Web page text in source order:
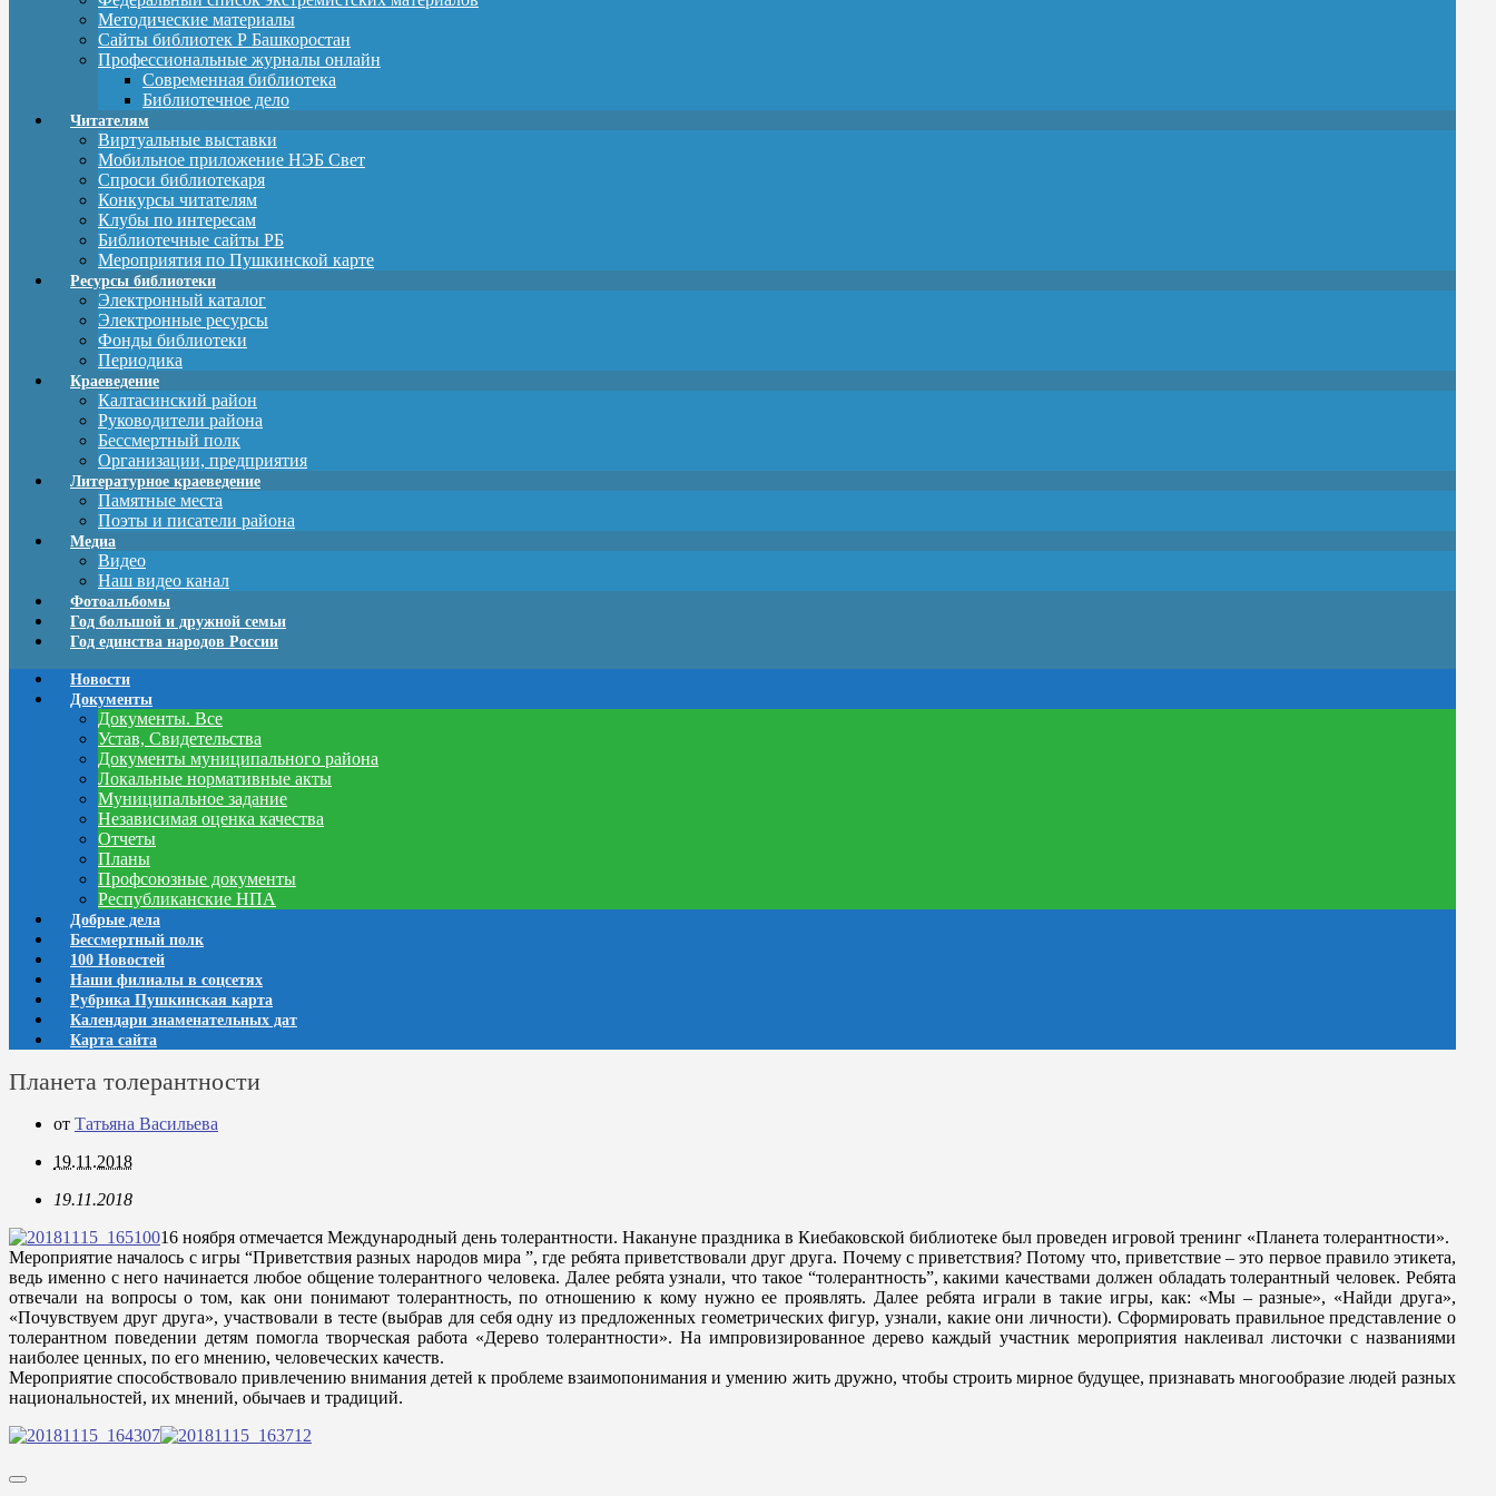
Методические материалы
Сайты библиотек Р Башкоростан
Профессиональные журналы онлайн
Современная библиотека
Библиотечное дело
Читателям
Виртуальные выставки
Мобильное приложение НЭБ Свет
Спроси библиотекаря
Конкурсы читателям
Клубы по интересам
Библиотечные сайты РБ
Мероприятия по Пушкинской карте
Ресурсы библиотеки
Электронный каталог
Электронные ресурсы
Фонды библиотеки
Периодика
Краеведение
Калтасинский район
Руководители района
Бессмертный полк
Организации, предприятия
Литературное краеведение
Памятные места
Поэты и писатели района
Медиа
Видео
Наш видео канал
Фотоальбомы
Год большой и дружной семьи
Год единства народов России
Новости
Документы
Документы. Все
Устав, Свидетельства
Документы муниципального района
Локальные нормативные акты
Муниципальное задание
Независимая оценка качества
Отчеты
Планы
Профсоюзные документы
Республиканские НПА
Добрые дела
Бессмертный полк
100 Новостей
Наши филиалы в соцсетях
Рубрика Пушкинская карта
Календари знаменательных дат
Карта сайта
Планета толерантности
от Татьяна Васильева
19.11.2018
19.11.2018
16 ноября отмечается Международный день толерантности. Накануне праздника в Киебаковской библиотеке был проведен игровой тренинг «Планета толерантности».
Мероприятие началось с игры “Приветствия разных народов мира ”, где ребята приветствовали друг друга. Почему с приветствия? Потому что, приветствие – это первое правило этикета,
ведь именно с него начинается любое общение толерантного человека. Далее ребята узнали, что такое “толерантность”, какими качествами должен обладать толерантный человек. Ребята
отвечали на вопросы о том, как они понимают толерантность, по отношению к кому нужно ее проявлять. Далее ребята играли в такие игры, как: «Мы – разные», «Найди друга»,
«Почувствуем друг друга», участвовали в тесте (выбрав для себя одну из предложенных геометрических фигур, узнали, какие они личности). Сформировать правильное представление о
толерантном поведении детям помогла творческая работа «Дерево толерантности». На импровизированное дерево каждый участник мероприятия наклеивал листочки с названиями
наиболее ценных, по его мнению, человеческих качеств.
Мероприятие способствовало привлечению внимания детей к проблеме взаимопонимания и умению жить дружно, чтобы строить мирное будущее, признавать многообразие людей разных
национальностей, их мнений, обычаев и традиций.